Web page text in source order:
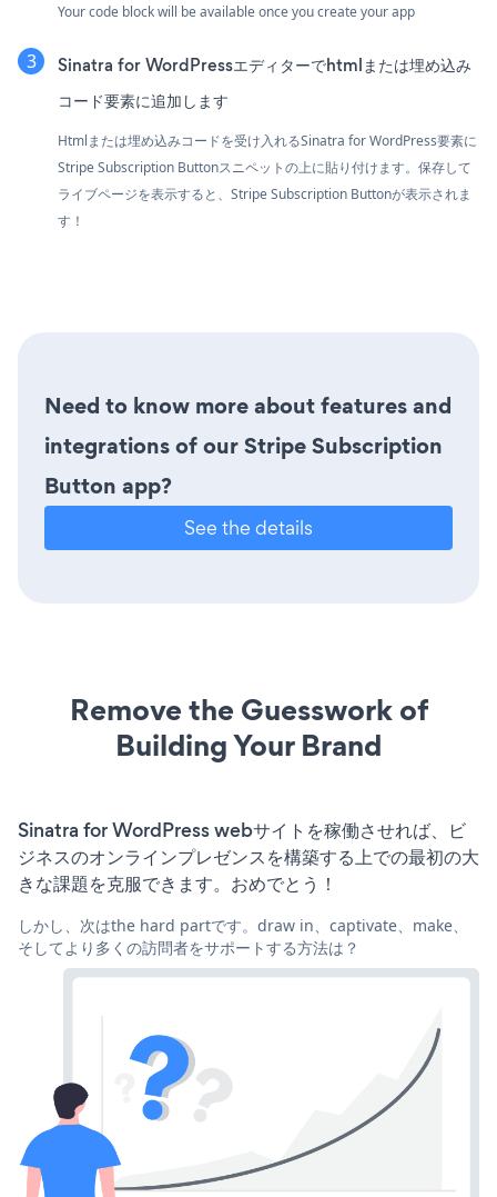
Your code block will be available once you create your app
Sinatra for WordPressエディターでhtmlまたは埋め込み
コード要素に追加します
Htmlまたは埋め込みコードを受け入れるSinatra for WordPress要素に
Stripe Subscription Buttonスニペットの上に貼り付けます。保存して
ライブページを表示すると、Stripe Subscription Buttonが表示されま
す！
Need to know more about features and
integrations of our Stripe Subscription
Button app?
See the details
Remove the Guesswork of
Building Your Brand
Sinatra for WordPress webサイトを稼働させれば、ビ
ジネスのオンラインプレゼンスを構築する上での最初の大
きな課題を克服できます。おめでとう！
しかし、次はthe hard partです。draw in、captivate、make、
そしてより多くの訪問者をサポートする方法は？